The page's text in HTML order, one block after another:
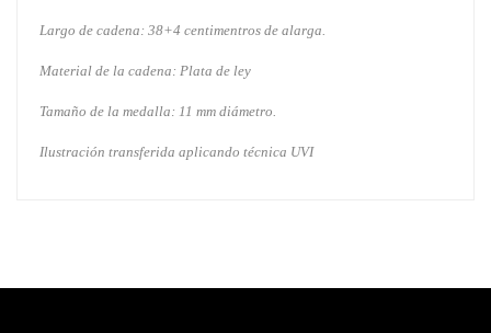
Largo de cadena: 38+4 centimentros de alarga.
Material de la cadena: Plata de ley
Tamaño de la medalla: 11 mm diámetro.
Ilustración transferida aplicando técnica UVI